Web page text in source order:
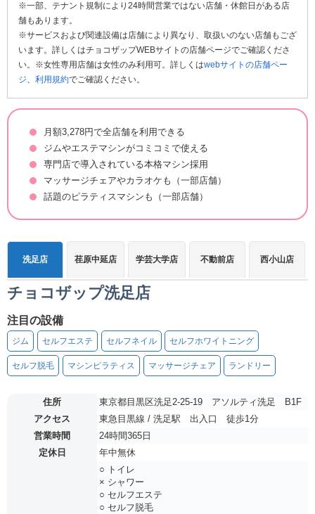
※一部、テナント規制により24時間営業ではない店舗・休館日がある店
舗もあります。
※サービスおよび関連設備は店舗により異なり、取扱いのない店舗もござ
います。詳しくはチョコザップWEBサイトの店舗ページでご確認くださ
い。※女性専用店舗は女性のみ利用可。詳しくはwebサイトの店舗ペー
ジ、 利用規約でご確認ください。
月額3,278円で全店舗を利用できる
ジムやエステマシンがコミコミで使える
専門店で導入されている本格マシン採用
マッサージチェアやカラオケも（一部店舗）
話題のピラティスマシンも（一部店舗）
洗足店 荏原中延店 学芸大学店 不動前店 西小山店
チョコザップ洗足店
注目の設備
ジム セルフエステ セルフネイル セルフホワイトニング
セルフ脱毛 マシンピラティス マッサージチェア ランドリー
住所
東京都目黒区洗足2-25-19 アソルティ洗足 B1F
アクセス
東急目黒線 / 洗足駅 出入口 徒歩1分
営業時間
24時間365日
定休日
年中無休
○ トイレ
× シャワー
○ セルフエステ
○ セルフ脱毛